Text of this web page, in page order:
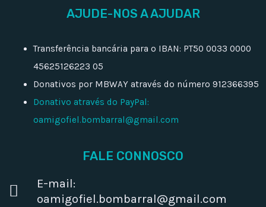
AJUDE-NOS A AJUDAR
Transferência bancária para o IBAN: PT50 0033 0000
45625126223 05
Donativos por MBWAY através do número 912366395
Donativo através do PayPal:
oamigofiel.bombarral@gmail.com
FALE CONNOSCO
E-mail:
oamigofiel.bombarral@gmail.com